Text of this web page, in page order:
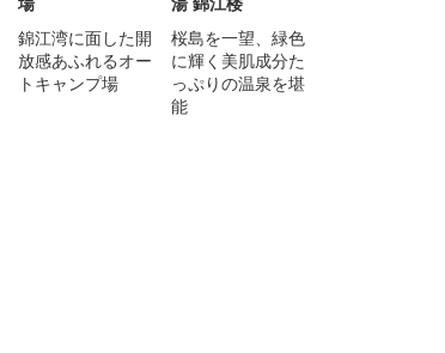
錦江湾に面した開
放感あふれるオー
トキャンプ場
桜島を一望、緑色
に輝く美肌成分た
っぷりの温泉を堪
能